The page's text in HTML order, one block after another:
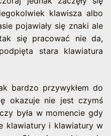
klawisza albo
pojawiały się znaki ale
się pracować nie da,
stara klawiatura
bardzo przywykłem do
okazuje nie jest czymś
była w momencie gdy
klawiatury i klawiatury w